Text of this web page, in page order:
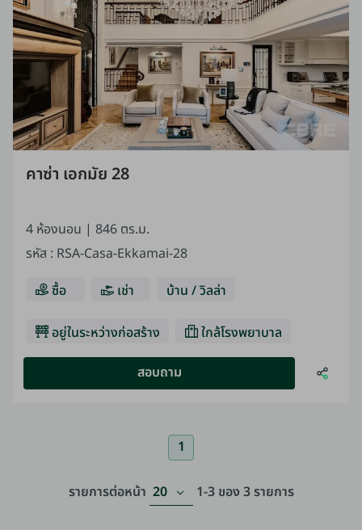
คาซ่า เอกมัย 28
4 ห้องนอน | 846 ตร.ม.
รหัส : RSA-Casa-Ekkamai-28
ซื้อ
เช่า บ้าน / วิลล่า
อยู่ในระหว่างก่อสร้าง ใกล้โรงพยาบาล
สอบถาม
3รายการ
1
รายการต่อหน้า 20 1-3 ของ